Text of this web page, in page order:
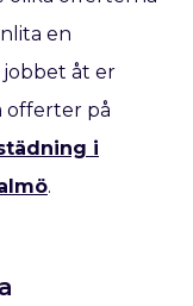
en
jobbet åt er
offerter på
i
.